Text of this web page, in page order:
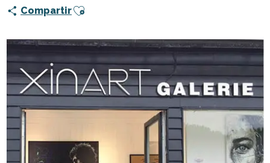
CompartirAjouter aux favoris